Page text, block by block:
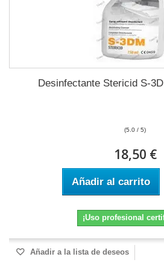
Desinfectante Stericid S-
(5.0 / 5)
18,50 €
Añadir al carrito
¡Uso profesional
Añadir a la lista de deseos